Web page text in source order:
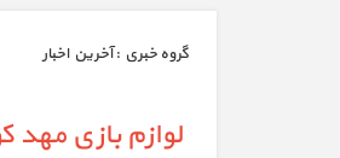
گروه خبري :آخرین اخبار
لوازم بازی مهد